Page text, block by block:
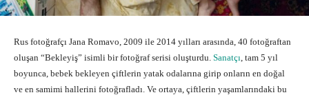
Rus fotoğrafçı Jana Romavo, 2009 ile 2014 yılları arasında, 40 fotoğraftan
oluşan “Bekleyiş” isimli bir fotoğraf serisi oluşturdu. Sanatçı , tam 5 yıl
boyunca, bebek bekleyen çiftlerin yatak odalarına girip onların en doğal
ve en samimi hallerini fotoğrafladı. Ve ortaya, çiftlerin yaşamlarındaki bu